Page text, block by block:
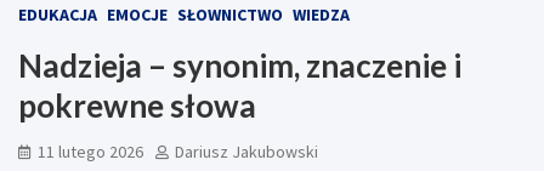
EDUKACJA EMOCJE SŁOWNICTWO WIEDZA
Nadzieja – synonim, znaczenie i
pokrewne słowa
11 lutego 2026 Dariusz Jakubowski